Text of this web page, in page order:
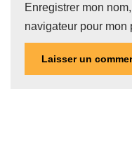
Enregistrer mon
navigateur pour mon